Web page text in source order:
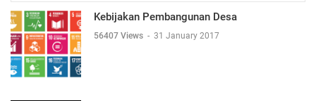
Kebijakan Pembangunan Desa
56407 Views - 31 January 2017